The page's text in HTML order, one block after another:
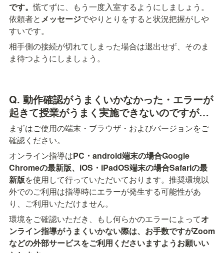
です。慌てずに、もう一度入室するようにしましょう。
依頼者とメッセージでやりとりをすると状況把握がしや
すいです。
相手側の接続が切れてしまった場合は退出せず、そのま
ま待つようにしましょう。
Q. 動作確認がうまくいかなかった・エラーが
起きて授業がうまく実施できないのですが…
まずはご使用の端末・ブラウザ・およびバージョンをご
確認ください。
オンライン指導はPC・android端末の場合Google
Chromeの最新版、iOS・iPadOS端末の場合Safariの最
新版を使用して行っていただいております。推奨環境以
外でのご利用は指導時にエラーが発生する可能性があ
り、ご利用いただけません。
環境をご確認いただき、もし何らかのエラーによってオ
ンライン指導がうまくいかない際は、お手数ですがZoom
などの外部サービスをご利用くださいますようお願いい